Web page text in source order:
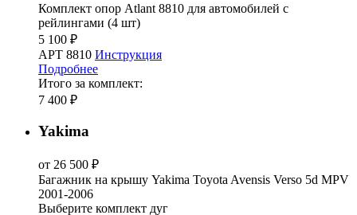
Комплект опор Atlant 8810 для автомобилей с
рейлингами (4 шт)
5 100 ₽
АРТ 8810 Инструкция
Подробнее
Итого за комплект:
7 400 ₽
Yakima
от 26 500 ₽
Багажник на крышу Yakima Toyota Avensis Verso 5d MPV
2001-2006
Выберите комплект дуг